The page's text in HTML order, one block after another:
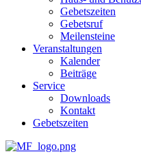
Gebetszeiten
Gebetsruf
Meilensteine
Veranstaltungen
Kalender
Beiträge
Service
Downloads
Kontakt
Gebetszeiten